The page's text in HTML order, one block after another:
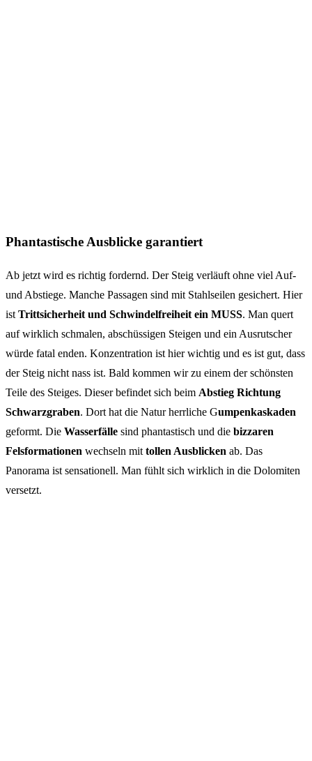
Phantastische Ausblicke garantiert
Ab jetzt wird es richtig fordernd. Der Steig verläuft ohne viel Auf-
und Abstiege. Manche Passagen sind mit Stahlseilen gesichert. Hier
ist Trittsicherheit und Schwindelfreiheit ein MUSS. Man quert
auf wirklich schmalen, abschüssigen Steigen und ein Ausrutscher
würde fatal enden. Konzentration ist hier wichtig und es ist gut, dass
der Steig nicht nass ist. Bald kommen wir zu einem der schönsten
Teile des Steiges. Dieser befindet sich beim Abstieg Richtung
Schwarzgraben. Dort hat die Natur herrliche Gumpenkaskaden
geformt. Die Wasserfälle sind phantastisch und die bizzaren
Felsformationen wechseln mit tollen Ausblicken ab. Das
Panorama ist sensationell. Man fühlt sich wirklich in die Dolomiten
versetzt.